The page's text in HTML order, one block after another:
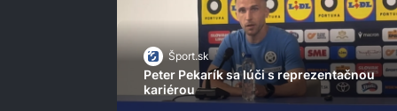
Šport.sk
Peter Pekarík sa lúči s reprezentačnou
kariérou